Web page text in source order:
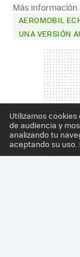
Más información
AEROMOBIL
UNA VERSIÓN
Utilizamos
de audiencia y
analizando tu
aceptando su uso.